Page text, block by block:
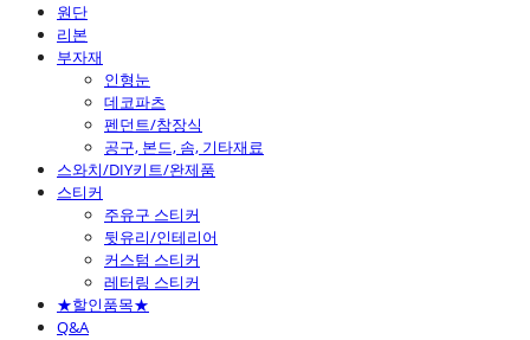
원단
리본
부자재
인형눈
데코파츠
펜던트/참장식
공구, 본드, 솜, 기타재료
스와치/DIY키트/완제품
스티커
주유구 스티커
뒷유리/인테리어
커스텀 스티커
레터링 스티커
★할인품목★
Q&A